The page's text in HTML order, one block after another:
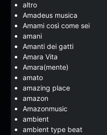
altro
Amadeus musica
Amami così come sei
amani
Amanti dei gatti
Amara Vita
Amara(mente)
amato
amazing place
amazon
Amazonmusic
ambient
ambient type beat